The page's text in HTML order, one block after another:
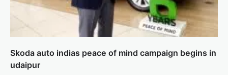
Skoda auto indias peace of mind campaign begins in
udaipur